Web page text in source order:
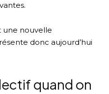
une nouvelle
donc aujourd’hui
quand on